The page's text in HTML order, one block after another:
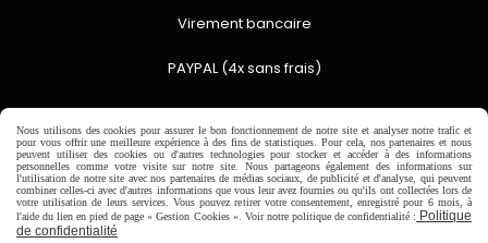
Virement bancaire
PAYPAL (4x sans frais)

Expédition sous 48h
jours ouvrés
Nous utilisons des cookies pour assurer le bon fonctionnement de notre site et analyser notre trafic et
pour vous offrir une meilleure expérience à des fins de statistiques. Pour cela, nos partenaires et nous
peuvent utiliser des cookies ou d'autres technologies pour stocker et accéder à des informations
personnelles comme votre visite sur notre site. Nous partageons également des informations sur
l'utilisation de notre site avec nos partenaires de médias sociaux, de publicité et d'analyse, qui peuvent
combiner celles-ci avec d'autres informations que vous leur avez fournies ou qu'ils ont collectées lors de
votre utilisation de leurs services. Vous pouvez retirer votre consentement, enregistré pour 6 mois, à
l'aide du lien en pied de page « Gestion Cookies ». Voir notre politique de confidentialité : Politique
de confidentialité